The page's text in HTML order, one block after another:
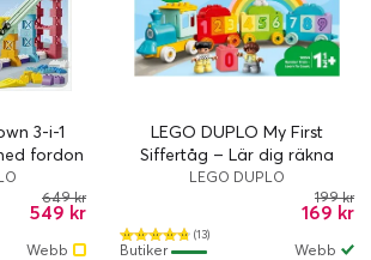
3-i-1
fordon
549 kr
649 kr
Webb
LEGO DUPLO My First
Siffertåg – Lär dig räkna
10954
LEGO DUPLO
(13)
169 kr
199 kr
Webb
Butiker